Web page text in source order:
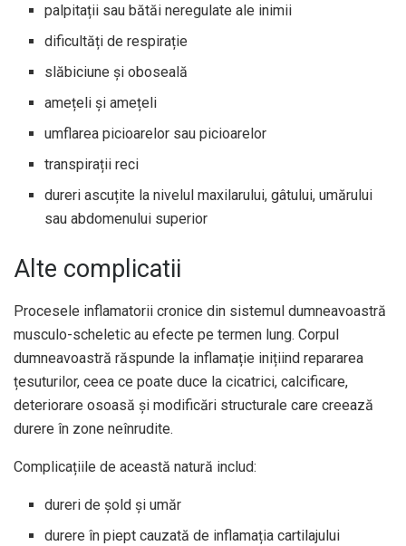
palpitații sau bătăi neregulate ale inimii
dificultăți de respirație
slăbiciune și oboseală
amețeli și amețeli
umflarea picioarelor sau picioarelor
transpirații reci
dureri ascuțite la nivelul maxilarului, gâtului, umărului
sau abdomenului superior
Alte complicatii
Procesele inflamatorii cronice din sistemul dumneavoastră
musculo-scheletic au efecte pe termen lung. Corpul
dumneavoastră răspunde la inflamație inițiind repararea
țesuturilor, ceea ce poate duce la cicatrici, calcificare,
deteriorare osoasă și modificări structurale care creează
durere în zone neînrudite.
Complicațiile de această natură includ:
dureri de șold și umăr
durere în piept cauzată de inflamația cartilajului